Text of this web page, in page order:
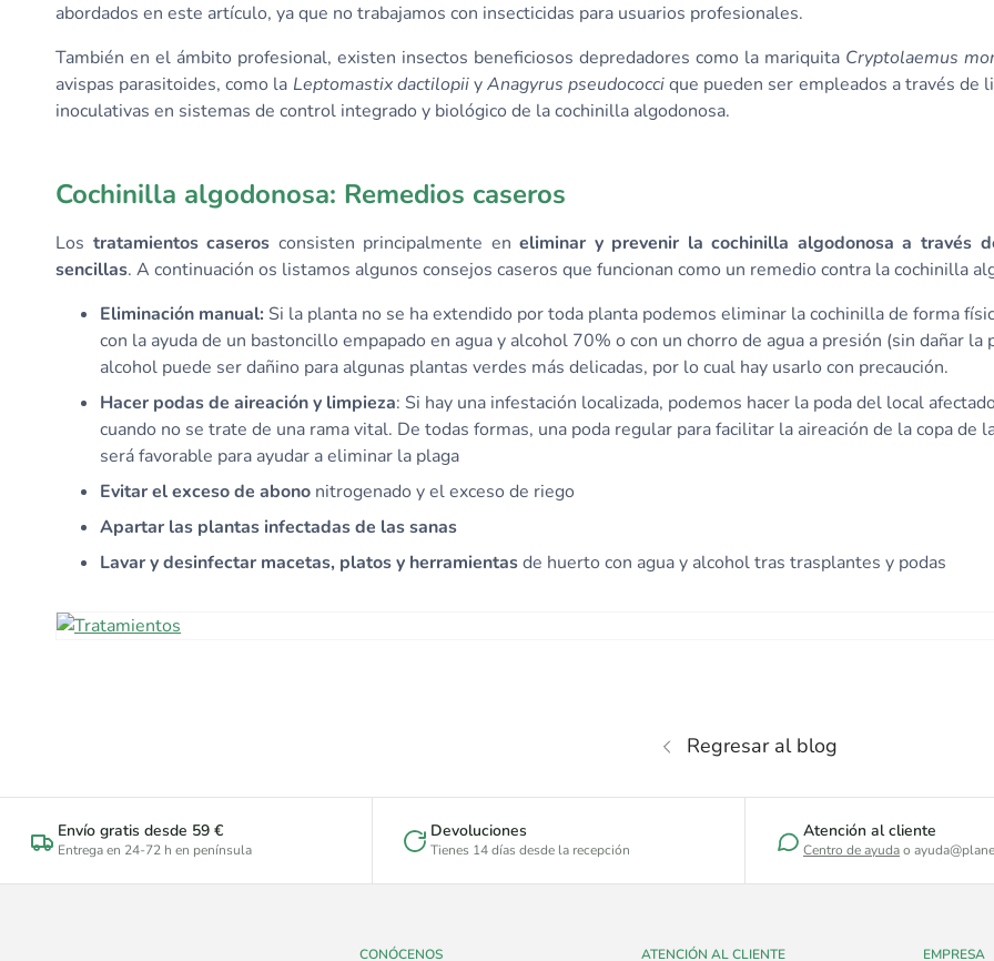
abordados en este artículo, ya que no trabajamos con insecticidas para usuarios profesionales.
También en el ámbito profesional, existen insectos beneficiosos depredadores como la mariquita Cryptolaemus
avispas parasitoides, como la Leptomastix dactilopiiyAnagyrus pseudococcique pueden ser empleados a través de
inoculativas en sistemas de control integrado y biológico de la cochinilla algodonosa.
Cochinilla algodonosa: Remedios caseros
Los tratamientos caseros consisten principalmente en eliminar y prevenir la cochinilla algodonosa a través
sencillas. A continuación os listamos algunos consejos caseros que funcionan como un remedio contra la cochinilla
Eliminación manual: Si la planta no se ha extendido por toda planta podemos eliminar la cochinilla de forma
con la ayuda de un bastoncillo empapado en agua y alcohol 70% o con un chorro de agua a presión (sin dañar la
alcohol puede ser dañino para algunas plantas verdes más delicadas, por lo cual hay usarlo con precaución.
Hacer podas de aireación y limpieza: Si hay una infestación localizada, podemos hacer la poda del local
cuando no se trate de una rama vital. De todas formas, una poda regular para facilitar la aireación de la copa de
será favorable para ayudar a eliminar la plaga
Evitar el exceso de abono nitrogenado y el exceso de riego
Apartar las plantas infectadas de las sanas
Lavar y desinfectar macetas, platos y herramientasde huerto con agua y alcohol tras trasplantes y podas
Regresar al blog
Envío gratis desde 59 €
Entrega en 24-72 h en península
Devoluciones
Tienes 14 días desde la recepción
Atención al cliente
Centro de ayudao
CONÓCENOS ATENCIÓN AL CLIENTE EMPRESA